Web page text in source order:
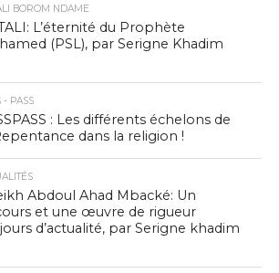
BOROM NDAME
L’éternité du Prophète
(PSL), par Serigne Khadim
- PASS
: Les différents échelons de
dans la religion !
Abdoul Ahad Mbacké: Un
et une œuvre de rigueur
d’actualité, par Serigne khadim